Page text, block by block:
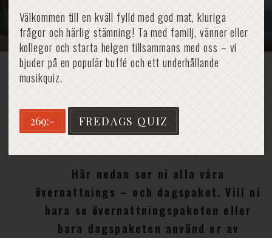
Välkommen till en kväll fylld med god mat, kluriga
frågor och härlig stämning! Ta med familj, vänner eller
kollegor och starta helgen tillsammans med oss – vi
bjuder på en populär buffé och ett underhållande
musikquiz.
269:- FREDAGS QUIZ
Hem » Paket
Paket
Här nedan ser ni alla våra
övernattnings – och dagspaket. Vill ni
bara se övernattningspaketen eller
bara dagspaketen använd er av